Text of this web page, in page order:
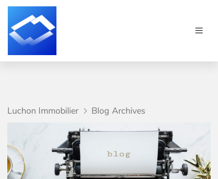
Luchon Immobilier Blog Archives